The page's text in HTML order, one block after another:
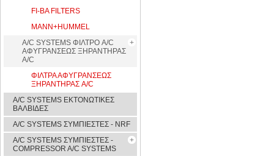
FI-BA FILTERS
MANN+HUMMEL
A/C SYSTEMS ΦΙΛΤΡΟ A/C
ΑΦΥΓΡΑΝΣΕΩΣ ΞΗΡΑΝΤΗΡΑΣ
A/C
ΦΙΛΤΡΑ ΑΦΥΓΡΑΝΣΕΩΣ
ΞΗΡΑΝΤΗΡΑΣ A/C
A/C SYSTEMS ΕΚΤΟΝΩΤΙΚΕΣ
ΒΑΛΒΙΔΕΣ
A/C SYSTEMS ΣΥΜΠΙΕΣΤΕΣ - NRF
A/C SYSTEMS ΣΥΜΠΙΕΣΤΕΣ -
COMPRESSOR A/C SYSTEMS